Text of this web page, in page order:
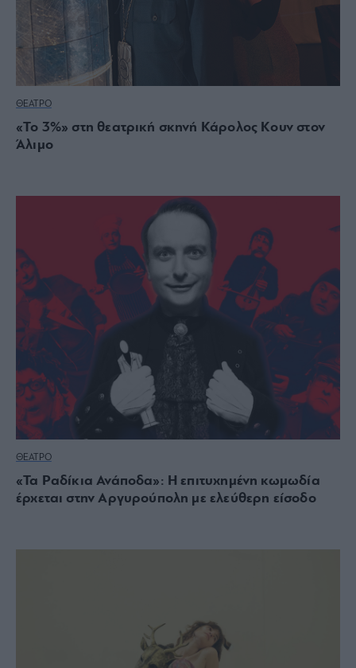
ΘΕΑΤΡΟ
«Το 3%» στη θεατρική σκηνή Κάρολος Κουν στον
Άλιμο
ΘΕΑΤΡΟ
«Τα Ραδίκια Ανάποδα»: Η επιτυχημένη κωμωδία
έρχεται στην Αργυρούπολη με ελεύθερη είσοδο